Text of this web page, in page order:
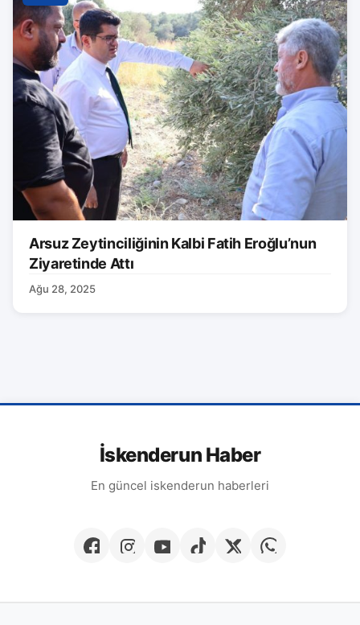
Arsuz Zeytinciliğinin Kalbi Fatih Eroğlu’nun
Ziyaretinde Attı
Ağu 28, 2025
İskenderun Haber
En güncel iskenderun haberleri